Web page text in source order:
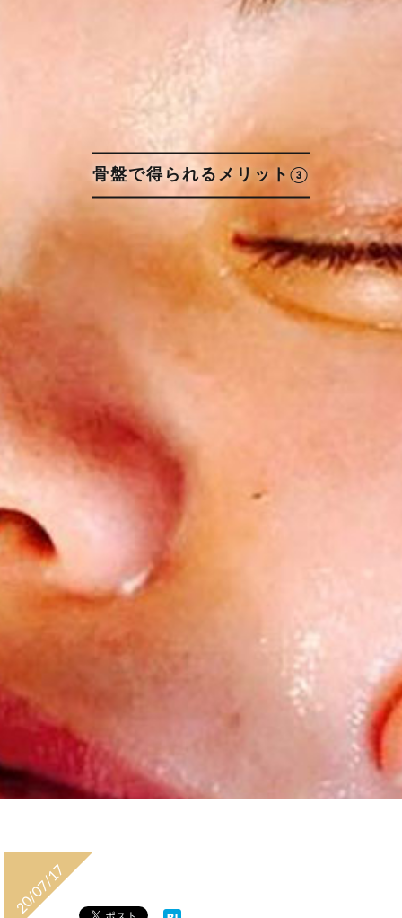
骨盤で得られるメリット③
20/07/17